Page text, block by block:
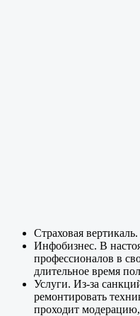
Страховая
Инфобизнес. В
профессионалов в
длительное время
Услуги. Из-за
ремонтировать
проходит